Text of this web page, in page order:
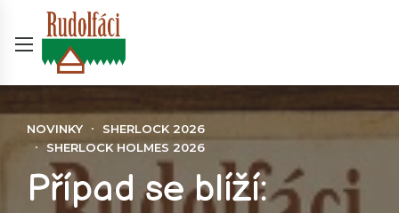
NOVINKY
SHERLOCK 2026
SHERLOCK HOLMES 2026
Případ se blíží: